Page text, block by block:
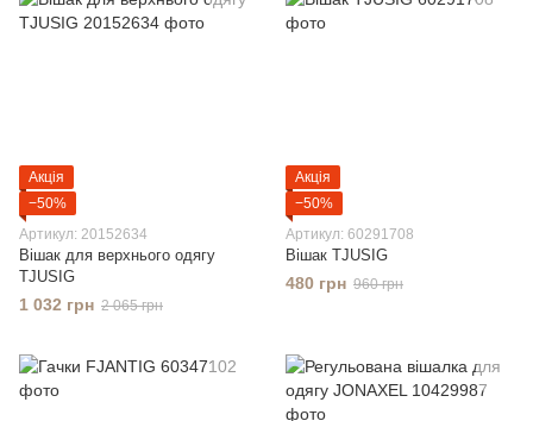
Акція
−50%
Артикул: 20152634
Вішак для верхнього одягу
TJUSIG
1 032 грн 2 065 грн
Акція
−50%
Артикул: 60291708
Вішак TJUSIG
480 грн 960 грн